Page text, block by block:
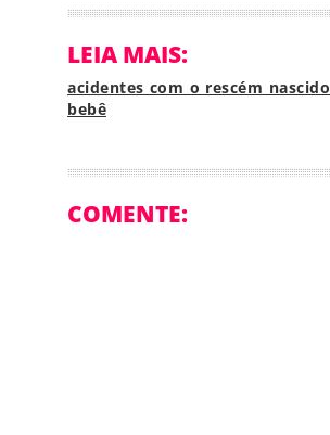
LEIA MAIS:
acidentes com o rescém nascido
bebê
COMENTE: